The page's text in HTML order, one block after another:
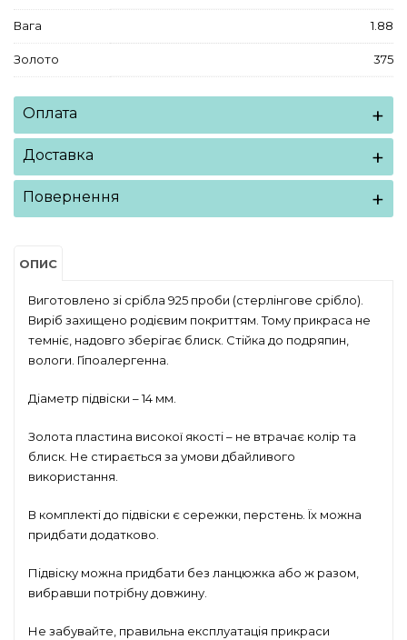
Вага 1.88
Золото 375
Оплата
Доставка
Повернення
ОПИС
Виготовлено зі срібла 925 проби (стерлінгове срібло).
Виріб захищено родієвим покриттям. Тому прикраса не
темніє, надовго зберігає блиск. Стійка до подряпин,
вологи. Гіпоалергенна.
Діаметр підвіски – 14 мм.
Золота пластина високої якості – не втрачає колір та
блиск. Не стирається за умови дбайливого
використання.
В комплекті до підвіски є сережки, перстень. Їх можна
придбати додатково.
Підвіску можна придбати без ланцюжка або ж разом,
вибравши потрібну довжину.
Не забувайте, правильна експлуатація прикраси